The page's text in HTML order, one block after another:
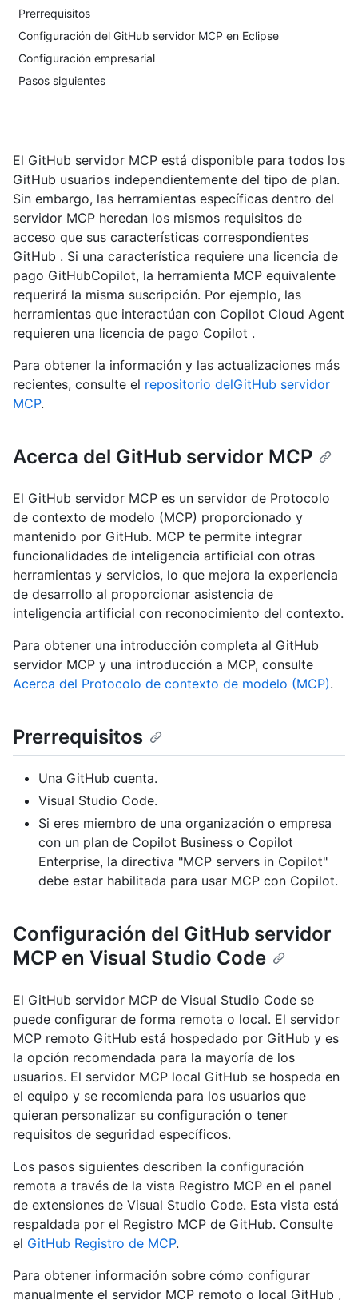
Prerrequisitos
Configuración del GitHub servidor MCP en Eclipse
Configuración empresarial
Pasos siguientes
El GitHub servidor MCP está disponible para todos los
GitHub usuarios independientemente del tipo de plan.
Sin embargo, las herramientas específicas dentro del
servidor MCP heredan los mismos requisitos de
acceso que sus características correspondientes
GitHub . Si una característica requiere una licencia de
pago GitHubCopilot, la herramienta MCP equivalente
requerirá la misma suscripción. Por ejemplo, las
herramientas que interactúan con Copilot Cloud Agent
requieren una licencia de pago Copilot .
Para obtener la información y las actualizaciones más
recientes, consulte el repositorio delGitHub servidor
MCP.
Acerca del GitHub servidor MCP
El GitHub servidor MCP es un servidor de Protocolo
de contexto de modelo (MCP) proporcionado y
mantenido por GitHub. MCP te permite integrar
funcionalidades de inteligencia artificial con otras
herramientas y servicios, lo que mejora la experiencia
de desarrollo al proporcionar asistencia de
inteligencia artificial con reconocimiento del contexto.
Para obtener una introducción completa al GitHub
servidor MCP y una introducción a MCP, consulte
Acerca del Protocolo de contexto de modelo (MCP).
Prerrequisitos
Una GitHub cuenta.
Visual Studio Code.
Si eres miembro de una organización o empresa
con un plan de Copilot Business o Copilot
Enterprise, la directiva "MCP servers in Copilot"
debe estar habilitada para usar MCP con Copilot.
Configuración del GitHub servidor
MCP en Visual Studio Code
El GitHub servidor MCP de Visual Studio Code se
puede configurar de forma remota o local. El servidor
MCP remoto GitHub está hospedado por GitHub y es
la opción recomendada para la mayoría de los
usuarios. El servidor MCP local GitHub se hospeda en
el equipo y se recomienda para los usuarios que
quieran personalizar su configuración o tener
requisitos de seguridad específicos.
Los pasos siguientes describen la configuración
remota a través de la vista Registro MCP en el panel
de extensiones de Visual Studio Code. Esta vista está
respaldada por el Registro MCP de GitHub. Consulte
el GitHub Registro de MCP.
Para obtener información sobre cómo configurar
manualmente el servidor MCP remoto o local GitHub ,